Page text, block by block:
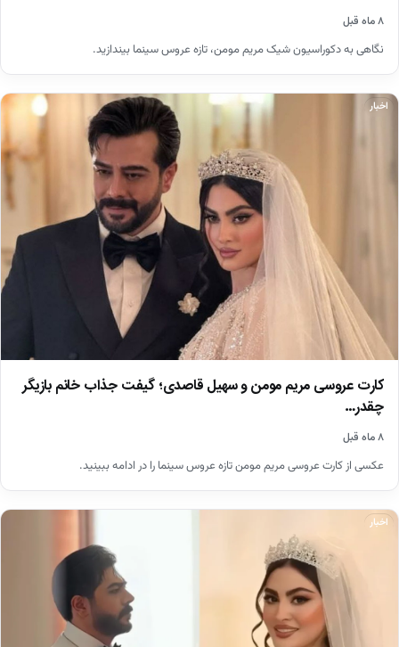
۸ ماه قبل
نگاهی به دکوراسیون شیک مریم مومن، تازه عروس سینما بیندازید.
اخبار
کارت عروسی مریم مومن و سهیل قاصدی؛ گیفت جذاب خانم بازیگر
چقدر…
۸ ماه قبل
عکسی از کارت عروسی مریم مومن تازه عروس سینما را در ادامه ببینید.
اخبار